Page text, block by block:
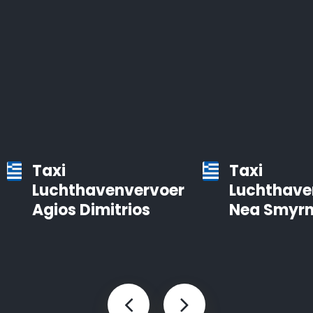
Taxi
Luchthavenvervoer
Agios Dimitrios
Taxi
Nea